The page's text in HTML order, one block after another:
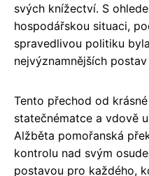
svých knížectví. S
hospodářskou situaci,
spravedlivou politiku
nejvýznamnějších
Tento přechod od
statečnématce a vdově
Alžběta pomořanská
kontrolu nad svým
postavou pro každého,